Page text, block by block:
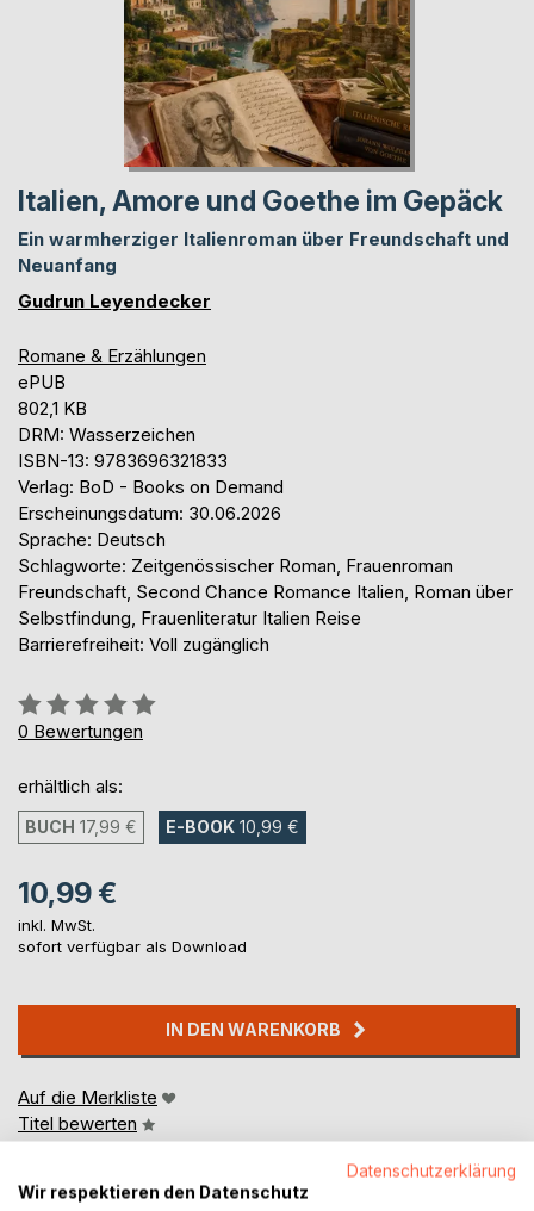
Italien, Amore und Goethe im Gepäck
Ein warmherziger Italienroman über Freundschaft und
Neuanfang
Gudrun Leyendecker
Romane & Erzählungen
ePUB
802,1 KB
DRM: Wasserzeichen
ISBN-13: 9783696321833
Verlag: BoD - Books on Demand
Erscheinungsdatum: 30.06.2026
Sprache: Deutsch
Schlagworte: Zeitgenössischer Roman, Frauenroman
Freundschaft, Second Chance Romance Italien, Roman über
Selbstfindung, Frauenliteratur Italien Reise
Barrierefreiheit: Voll zugänglich
Bewertung::
0%
0 Bewertungen
erhältlich als:
BUCH 17,99 € E-BOOK 10,99 €
10,99 €
inkl. MwSt.
sofort verfügbar als Download
IN DEN WARENKORB
Auf die Merkliste
Titel bewerten
Datenschutzerklärung
Wir respektieren den Datenschutz